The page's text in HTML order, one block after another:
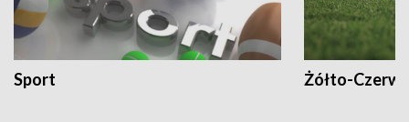
Sport Żółto-